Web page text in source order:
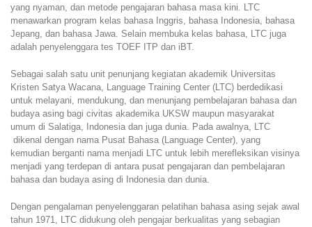
yang nyaman, dan metode pengajaran bahasa masa kini. LTC
menawarkan program kelas bahasa Inggris, bahasa Indonesia, bahasa
Jepang, dan bahasa Jawa. Selain membuka kelas bahasa, LTC juga
adalah penyelenggara tes TOEF ITP dan iBT.
Sebagai salah satu unit penunjang kegiatan akademik Universitas
Kristen Satya Wacana, Language Training Center (LTC) berdedikasi
untuk melayani, mendukung, dan menunjang pembelajaran bahasa dan
budaya asing bagi civitas akademika UKSW maupun masyarakat
umum di Salatiga, Indonesia dan juga dunia. Pada awalnya, LTC
dikenal dengan nama Pusat Bahasa (Language Center), yang
kemudian berganti nama menjadi LTC untuk lebih merefleksikan visinya
menjadi yang terdepan di antara pusat pengajaran dan pembelajaran
bahasa dan budaya asing di Indonesia dan dunia.
Dengan pengalaman penyelenggaran pelatihan bahasa asing sejak awal
tahun 1971, LTC didukung oleh pengajar berkualitas yang sebagian